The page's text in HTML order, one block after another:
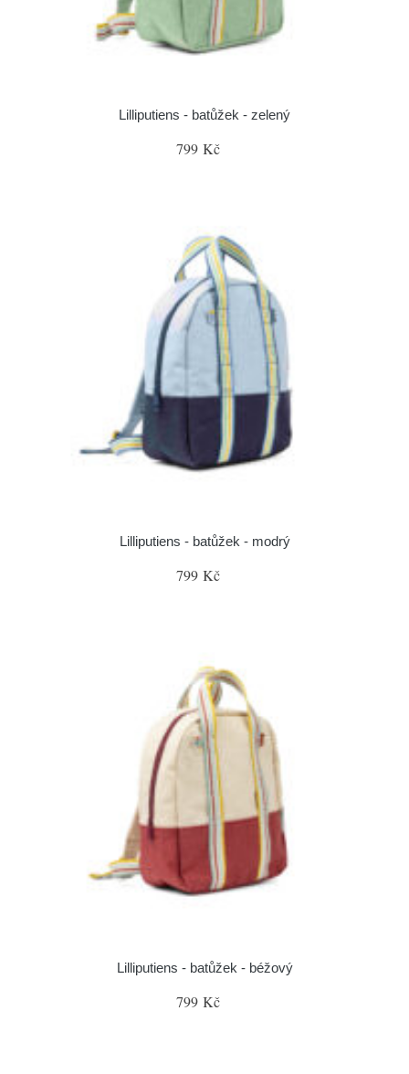
Lilliputiens - batůžek - zelený
799 Kč
Lilliputiens - batůžek - modrý
799 Kč
Lilliputiens - batůžek - béžový
799 Kč